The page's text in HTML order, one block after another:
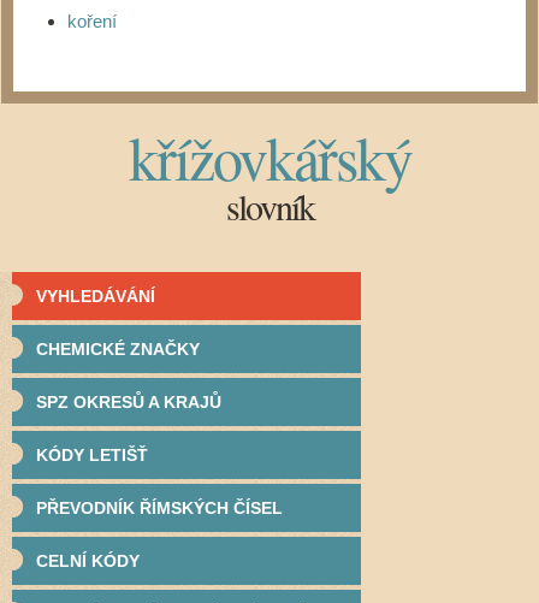
koření
křížovkářský
slovník
VYHLEDÁVÁNÍ
CHEMICKÉ ZNAČKY
SPZ OKRESŮ A KRAJŮ
KÓDY LETIŠŤ
PŘEVODNÍK ŘÍMSKÝCH ČÍSEL
CELNÍ KÓDY